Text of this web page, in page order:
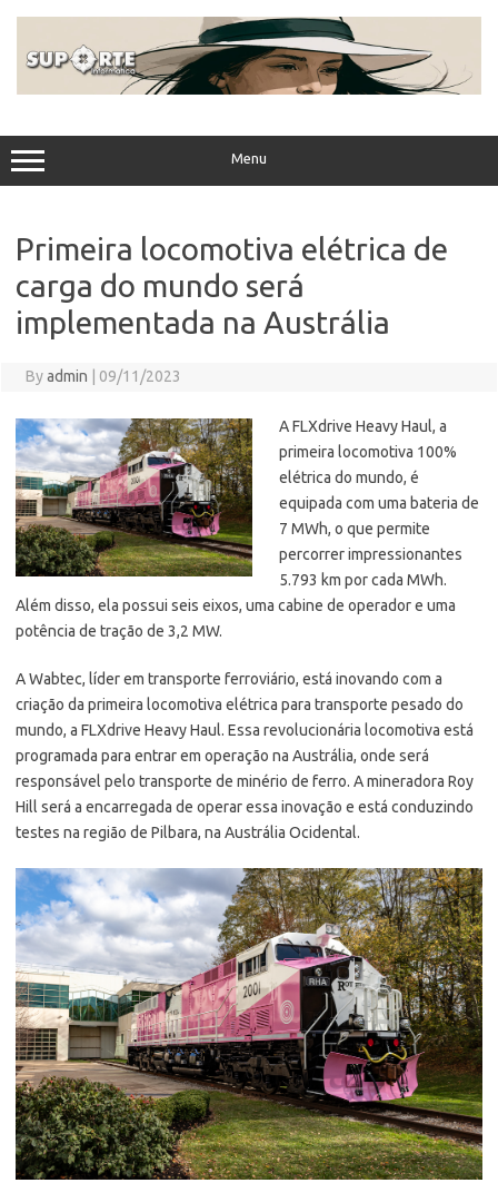
Menu
Primeira locomotiva elétrica de
carga do mundo será
implementada na Austrália
Byadmin 09/11/2023
A FLXdrive Heavy Haul, a
primeira locomotiva 100%
elétrica do mundo, é
equipada com uma bateria de
7 MWh, o que permite
percorrer impressionantes
5.793 km por cada MWh.
Além disso, ela possui seis eixos, uma cabine de operador e uma
potência de tração de 3,2 MW.
A Wabtec, líder em transporte ferroviário, está inovando com a
criação da primeira locomotiva elétrica para transporte pesado do
mundo, a FLXdrive Heavy Haul. Essa revolucionária locomotiva está
programada para entrar em operação na Austrália, onde será
responsável pelo transporte de minério de ferro. A mineradora Roy
Hill será a encarregada de operar essa inovação e está conduzindo
testes na região de Pilbara, na Austrália Ocidental.